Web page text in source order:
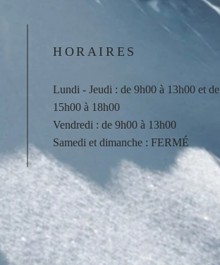
HORAIRES
Lundi - Jeudi : de 9h00 à 13h00 et de
15h00 à 18h00
Vendredi : de 9h00 à 13h00
Samedi et dimanche : FERMÉ